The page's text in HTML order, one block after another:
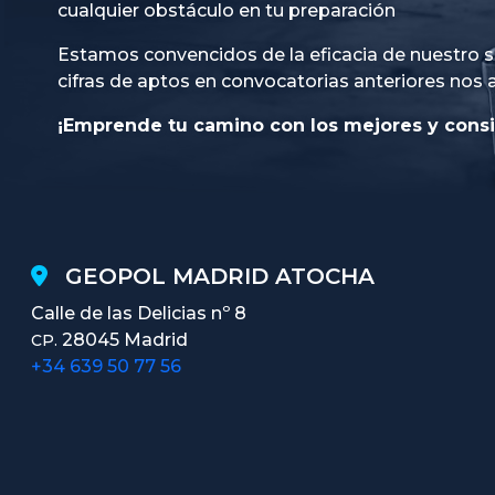
cualquier obstáculo en tu preparación
Estamos convencidos de la eficacia de nuestro
cifras de aptos en convocatorias anteriores nos
¡Emprende tu camino con los mejores y
GEOPOL MADRID ATOCHA
Calle de las Delicias nº 8
CP. 28045 Madrid
+34 639 50 77 56